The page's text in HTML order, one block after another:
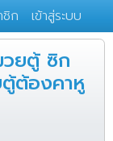
ชิก เข้าสู่ระบบ
ยตู้ ซิก
ต้องคาหู